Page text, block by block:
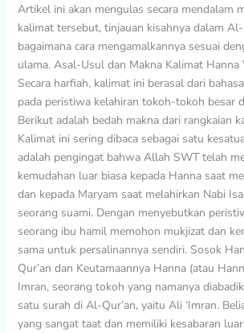
Artikel ini akan mengulas secara mendalam
kalimat tersebut, tinjauan kisahnya dalam Al-
bagaimana cara mengamalkannya sesuai
ulama. Asal-Usul dan Makna Kalimat Hanna
Secara harfiah, kalimat ini berasal dari
pada peristiwa kelahiran tokoh-tokoh besar
Berikut adalah bedah makna dari rangkaian
Kalimat ini sering dibaca sebagai satu
adalah pengingat bahwa Allah SWT telah
kemudahan luar biasa kepada Hanna saat
dan kepada Maryam saat melahirkan Nabi
seorang suami. Dengan menyebutkan
seorang ibu hamil memohon mukjizat dan
sama untuk persalinannya sendiri. Sosok
Qur’an dan Keutamaannya Hanna (atau
Imran, seorang tokoh yang namanya
satu surah di Al-Qur’an, yaitu Ali ‘Imran.
yang sangat taat dan memiliki kesabaran